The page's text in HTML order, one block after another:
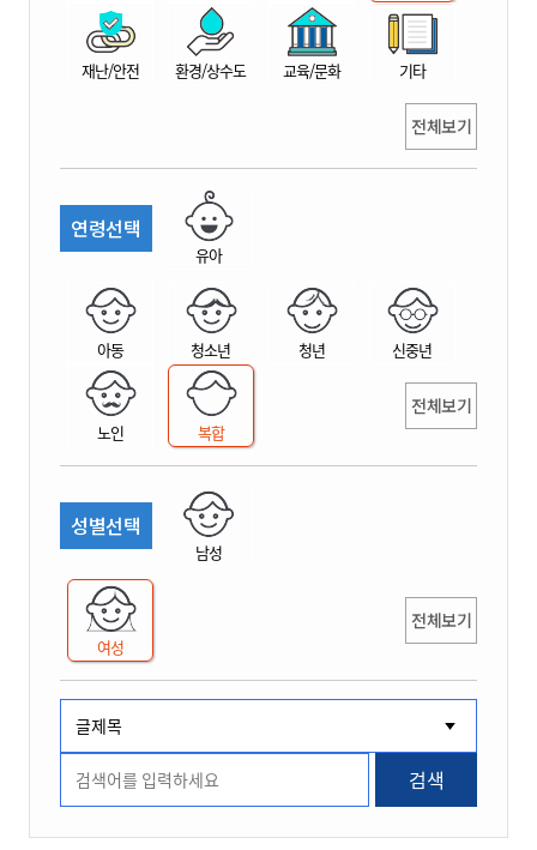
재난/안전 환경/상수도 교육/문화 기타
전체보기
연령선택
유아
아동 청소년 청년 신중년
노인 복합
전체보기
성별선택
남성
여성
전체보기
검색